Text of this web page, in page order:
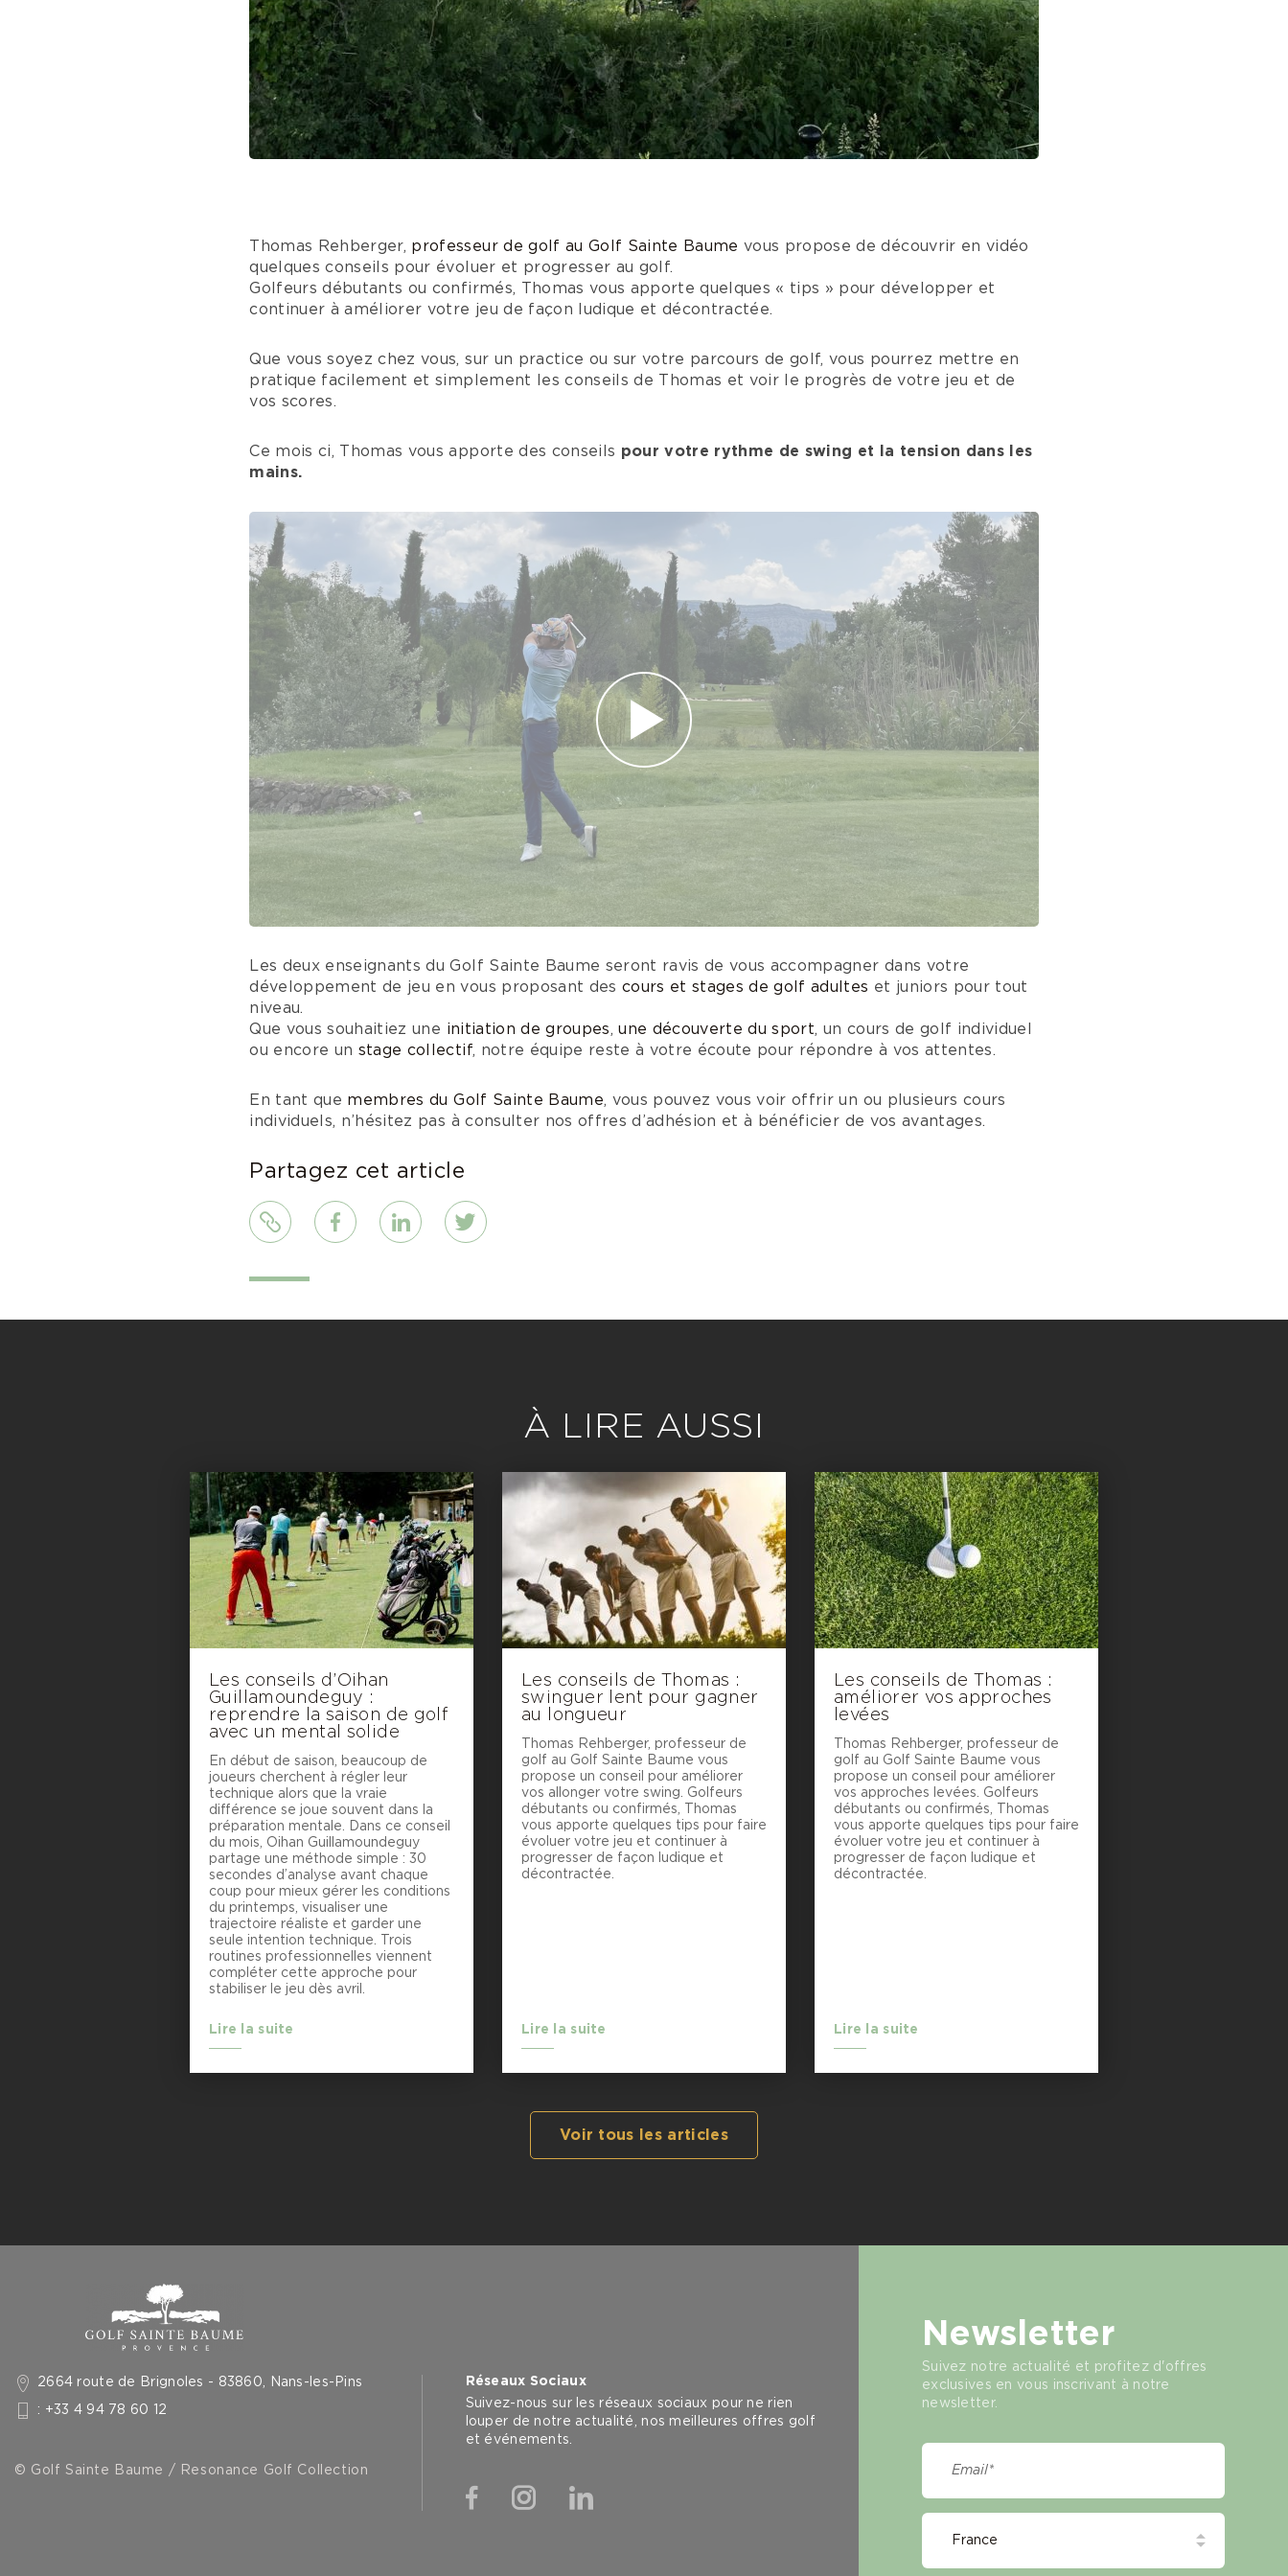
Thomas Rehberger, professeur de golf au Golf Sainte Baume vous propose de découvrir en vidéo
quelques conseils pour évoluer et progresser au golf.
Golfeurs débutants ou confirmés, Thomas vous apporte quelques « tips » pour développer et
continuer à améliorer votre jeu de façon ludique et décontractée.
Que vous soyez chez vous, sur un practice ou sur votre parcours de golf, vous pourrez mettre en
pratique facilement et simplement les conseils de Thomas et voir le progrès de votre jeu et de
vos scores.
Ce mois ci, Thomas vous apporte des conseils pour votre rythme de swing et la tension dans les
mains.
Les deux enseignants du Golf Sainte Baume seront ravis de vous accompagner dans votre
développement de jeu en vous proposant des cours et stages de golf adultes et juniors pour tout
niveau.
Que vous souhaitiez une initiation de groupes,une découverte du sport, un cours de golf individuel
ou encore un stage collectif, notre équipe reste à votre écoute pour répondre à vos attentes.
En tant que membres du Golf Sainte Baume, vous pouvez vous voir offrir un ou plusieurs cours
individuels, n’hésitez pas à consulter nos offres d’adhésion et à bénéficier de vos avantages.
Partagez cet article
Lien FacebookLinkedInTwitter
À LIRE AUSSI
Les conseils d’Oihan
Guillamoundeguy :
reprendre la saison de golf
avec un mental solide
En début de saison, beaucoup de
joueurs cherchent à régler leur
technique alors que la vraie
différence se joue souvent dans la
préparation mentale. Dans ce conseil
du mois, Oihan Guillamoundeguy
partage une méthode simple : 30
secondes d’analyse avant chaque
coup pour mieux gérer les conditions
du printemps, visualiser une
trajectoire réaliste et garder une
seule intention technique. Trois
routines professionnelles viennent
compléter cette approche pour
stabiliser le jeu dès avril.
Lire la suite
Les conseils de Thomas :
swinguer lent pour gagner
au longueur
Thomas Rehberger, professeur de
golf au Golf Sainte Baume vous
propose un conseil pour améliorer
vos allonger votre swing. Golfeurs
débutants ou confirmés, Thomas
vous apporte quelques tips pour faire
évoluer votre jeu et continuer à
progresser de façon ludique et
décontractée.
Lire la suite
Les conseils de Thomas :
améliorer vos approches
levées
Thomas Rehberger, professeur de
golf au Golf Sainte Baume vous
propose un conseil pour améliorer
vos approches levées. Golfeurs
débutants ou confirmés, Thomas
vous apporte quelques tips pour faire
évoluer votre jeu et continuer à
progresser de façon ludique et
décontractée.
Lire la suite
Voir tous les articles
2664 route de Brignoles - 83860, Nans-les-Pins
: +33 4 94 78 60 12
© Golf Sainte Baume / Resonance Golf Collection
Réseaux Sociaux
Suivez-nous sur les réseaux sociaux pour ne rien
louper de notre actualité, nos meilleures offres golf
et événements.
FacebookInstagramLinkedin
Newsletter
Suivez notre actualité et profitez d'offres
exclusives en vous inscrivant à notre
newsletter.